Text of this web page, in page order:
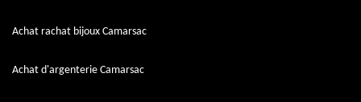
Achat rachat bijoux Camarsac
Achat d'argenterie Camarsac